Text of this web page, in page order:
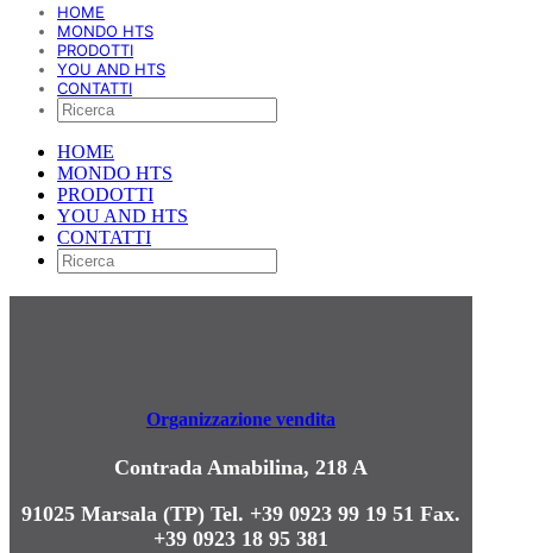
HOME
MONDO HTS
PRODOTTI
YOU AND HTS
CONTATTI
HOME
MONDO HTS
PRODOTTI
YOU AND HTS
CONTATTI
Organizzazione vendita
Contrada Amabilina, 218 A
91025 Marsala (TP)Tel. +39 0923 99 19 51 Fax.
+39 0923 18 95 381